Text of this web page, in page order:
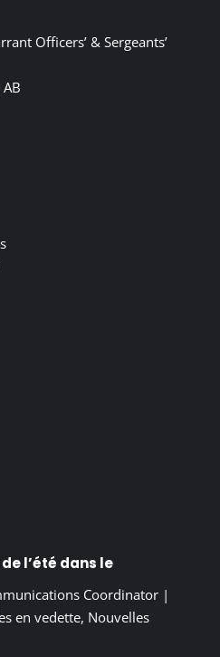
Officers’ & Sergeants’
l’été dans le
Coordinator|
en vedette, Nouvelles